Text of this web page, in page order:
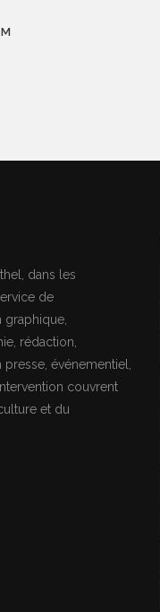
dans les
de
rédaction,
événementiel,
couvrent
et du